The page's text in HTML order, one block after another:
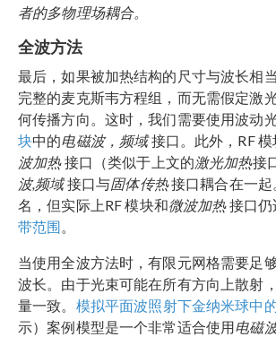
者的多物理场耦合。
全波方法
最后，如果被加热结构的尺寸与波长相
完整的麦克斯韦方程组，而无需假定激
何传播方向。这时，我们需要使用波动
块中的电磁波，频域接口。此外，RF
波加热接口（类似于上文的激光加热接
波,频域接口与固体传热接口耦合在一起
名，但实际上RF 模块和微波加热接口仍
带范围。
当使用全波方法时，有限元网格需要足
波长。由于光束可能在所有方向上散射
量一致。 模拟平面波照射下金纳米球中
示）案例模型是一个非常适合使用电磁